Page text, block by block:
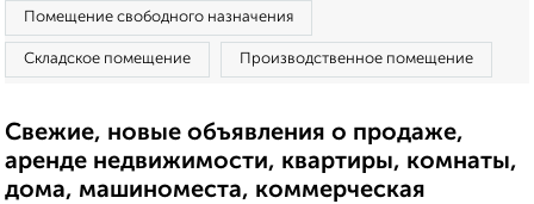
Помещение свободного назначения
Складское помещение Производственное помещение
Свежие, новые объявления о продаже,
аренде недвижимости, квартиры, комнаты,
дома, машиноместа, коммерческая